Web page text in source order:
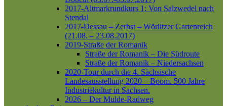
2017-Altmarkrundkurs 1: Von Salzwedel nach
Stendal
2017-Dessau – Zerbst – Wörlitzer Gartenreich
(21.08. – 23.08.2017)
2019-Straße der Romanik
Straße der Romanik – Die Südroute
Straße der Romanik – Niedersachsen
2020-Tour durch die 4. Sächsische
Landesausstellung 2020 – Boom. 500 Jahre
Industriekultur in Sachsen.
2026 – Der Mulde-Radweg